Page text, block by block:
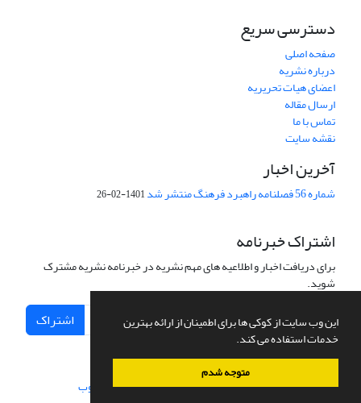
این وب سایت از کوکی ها برای اطمینان از ارائه بهترین
خدمات استفاده می کند.
متوجه شدم
دسترسی سریع
صفحه اصلی
درباره نشریه
اعضای هیات تحریریه
ارسال مقاله
تماس با ما
نقشه سایت
آخرین اخبار
شماره 56 فصلنامه راهبرد فرهنگ منتشر شد 1401-02-26
اشتراک خبرنامه
برای دریافت اخبار و اطلاعیه های مهم نشریه در خبرنامه نشریه مشترک
شوید.
اشتراک
سامانه مدیریت نشریات علمی.طراحی و پیاده سازی از سیناوب